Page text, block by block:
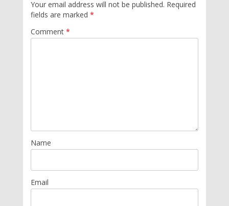
Your email address will not be published. Required
fields are marked *
Comment *
Name
Email